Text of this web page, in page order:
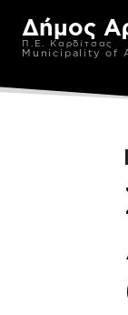
Δήμος
Π.Ε. Καρδίτσας
Municipality of